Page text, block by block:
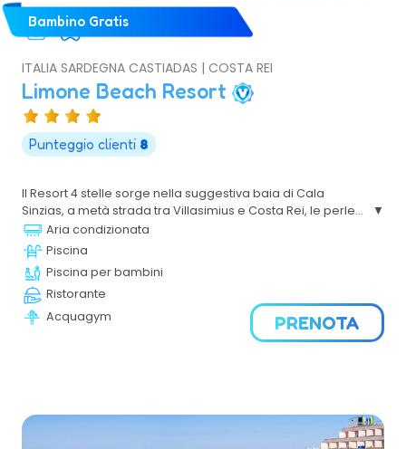
Bambino Gratis
ITALIA SARDEGNA CASTIADAS | COSTA REI
Limone Beach Resort
Punteggio clienti 8
Il Resort 4 stelle sorge nella suggestiva baia di Cala
Sinzias, a metà strada tra Villasimius e Costa Rei, le perle
della costa Sud Est della Sardegna. È un villaggio ideale
per famiglie con bambini, con una spiaggia di sabbia
bianca e sottile e con un mare che va a digradare, ideale
per trascorrere le giornate all’insegna del relax e del
divertimento.
Aria condizionata
Piscina
Piscina per bambini
Ristorante
Acquagym
PRENOTA